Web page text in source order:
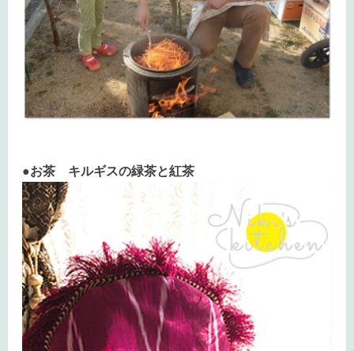
●お茶 キルギスの緑茶と紅茶